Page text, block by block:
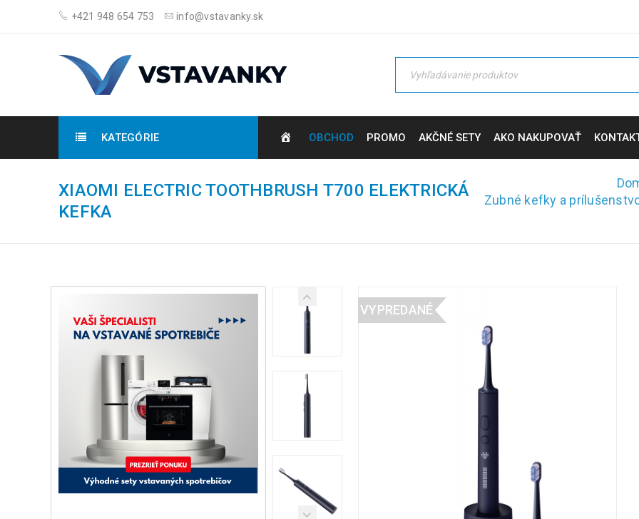
+421 948 654 753 info@vstavanky.sk
KATEGÓRIE OBCHOD PROMO AKČNÉ SETY AKO NAKUPOVAŤ
XIAOMI ELECTRIC TOOTHBRUSH T700 ELEKTRICKÁ
KEFKA
Zubné kefky a
VYPREDANÉ